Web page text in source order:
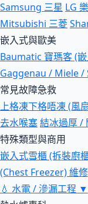
Samsung 三星 LG
Mitsubishi 三菱
嵌入式與歐美
Baumatic 寶瑪客 (
Gaggenau / Miele /
常見故障急救
上格凍下格唔凍 (風
去水喉塞結冰過厚 /
特殊類型與商用
嵌入式雪櫃 (拆裝廚
(Chest Freezer) 維修
💧 水電 / 滲漏工程 ▼